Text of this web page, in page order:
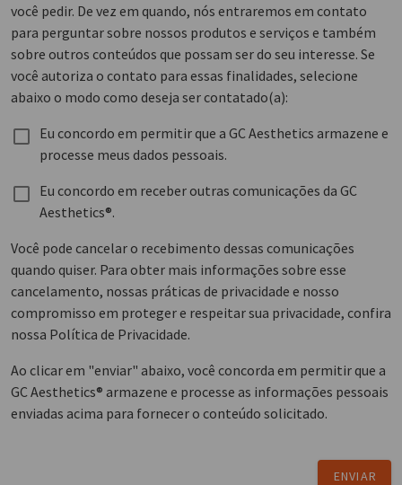
você pedir. De vez em quando, nós entraremos em contato
para perguntar sobre nossos produtos e serviços e também
sobre outros conteúdos que possam ser do seu interesse. Se
você autoriza o contato para essas finalidades, selecione
abaixo o modo como deseja ser contatado(a):
Eu concordo em permitir que a GC Aesthetics armazene e
processe meus dados pessoais.
Eu concordo em receber outras comunicações da GC
Aesthetics®.
Você pode cancelar o recebimento dessas comunicações
quando quiser. Para obter mais informações sobre esse
cancelamento, nossas práticas de privacidade e nosso
compromisso em proteger e respeitar sua privacidade, confira
nossa Política de Privacidade.
Ao clicar em "enviar" abaixo, você concorda em permitir que a
GC Aesthetics® armazene e processe as informações pessoais
enviadas acima para fornecer o conteúdo solicitado.
ENVIAR